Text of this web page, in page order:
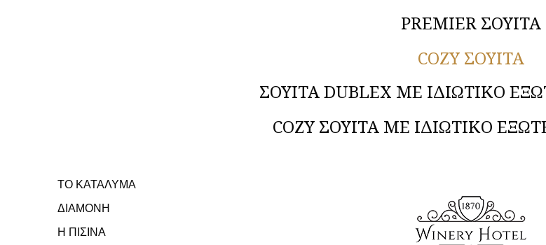
PREMIER ΣΟΥΙΤΑ
COZY ΣΟΥΙΤΑ
ΣΟΥΙΤΑ DUBLEX ΜΕ ΙΔΙΩΤΙΚΟ
COZY ΣΟΥΙΤΑ ΜΕ ΙΔΙΩΤΙΚΟ
ΤΟ ΚΑΤΑΛΥΜΑ
ΔΙΑΜΟΝΗ
Η ΠΙΣΙΝΑ